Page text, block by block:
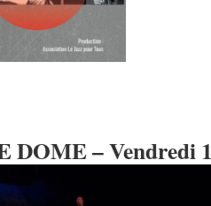
DOME – Vendredi